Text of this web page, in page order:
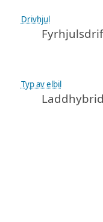
Drivhjul
Typ av elbil
Laddhybrid